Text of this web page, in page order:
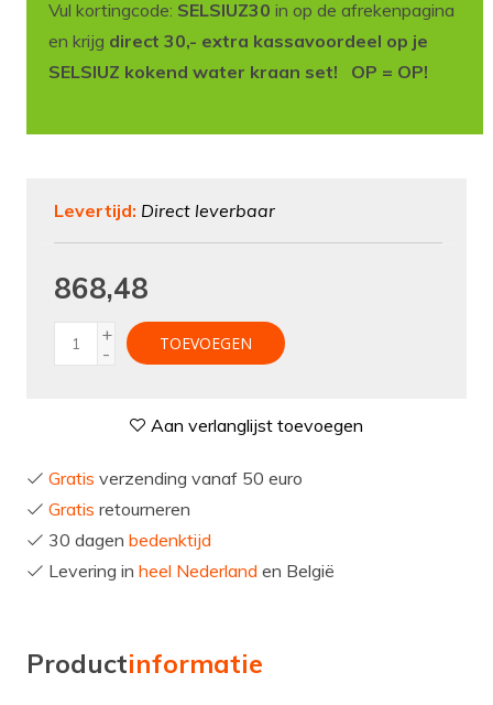
Vul kortingcode: SELSIUZ30 in op de afrekenpagina
en krijg direct 30,- extra kassavoordeel op je
SELSIUZ kokend water kraan set! OP = OP!
Levertijd: Direct leverbaar
868,48
+
-
TOEVOEGEN
Aan verlanglijst toevoegen
Gratis verzending vanaf 50 euro
Gratis retourneren
30 dagen bedenktijd
Levering in heel Nederland en België
Productinformatie